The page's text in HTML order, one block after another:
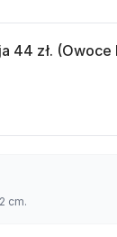
44 zł.
cm.